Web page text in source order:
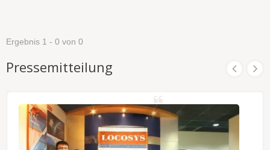
Ergebnis 1 - 0 von 0
Pressemitteilung